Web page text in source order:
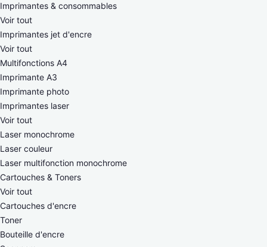
Imprimantes & consommables
Voir tout
Imprimantes jet d'encre
Voir tout
Multifonctions A4
Imprimante A3
Imprimante photo
Imprimantes laser
Voir tout
Laser monochrome
Laser couleur
Laser multifonction monochrome
Cartouches & Toners
Voir tout
Cartouches d'encre
Toner
Bouteille d'encre